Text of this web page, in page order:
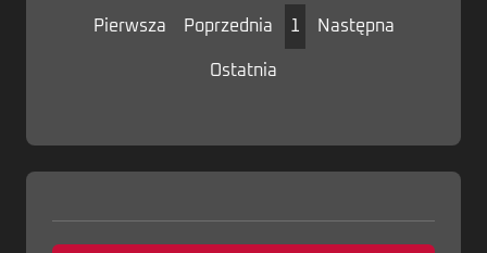
Pierwsza Poprzednia 1 Następna
Ostatnia